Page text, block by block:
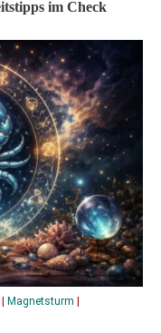
im Check
Magnetsturm